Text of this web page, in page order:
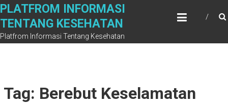
Skip
content
PLATFROM INFORMASI
TENTANG KESEHATAN
Platfrom Informasi Tentang Kesehatan
Tag: Berebut Keselamatan